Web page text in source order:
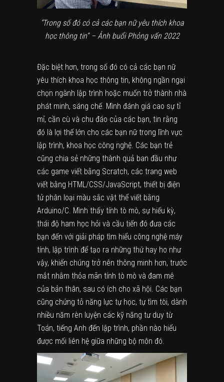
“Trong số đó có cả các bạn nữ yêu thích khoa
học thông tin” – Ảnh buổi Phỏng vấn 2022
Đặc biệt hơn, trong số đó có cả các bạn nữ
yêu thích khoa học thông tin, không ngần ngại
chọn ngành lập trình hoặc muốn trở thành nhà
phát minh, sáng chế. Mình đánh giá cao sự tỉ
mỉ, cần cù và chu đáo của các bạn, tin rằng
đó là lợi thế lớn cho các bạn nữ trong lĩnh vực
lập trình, khoa học công nghệ. Các bạn trẻ
cũng chia sẻ những thành quả ban đầu như
các game viết bằng Scratch, các trang web
viết bằng HTML/CSS/JavaScript, thiết bị điện
tử phân loại màu sắc vật thể viết bằng
Arduino/C. Mình thấy tính tò mò, sự hiếu kỳ,
thái độ ham học hỏi và cầu tiến đó đưa các
bạn đến với giải pháp tìm hiểu công nghệ máy
tính, lập trình để tạo ra những thứ hay ho như
vậy, khiến chúng trở nên thông minh hơn, trước
mắt nhằm thỏa mãn tính tò mò và đam mê
của bản thân, sau có ích cho xã hội. Các bạn
cũng chứng tỏ năng lực tự học, tự tìm tòi, dành
nhiều năm rèn luyện các kỹ năng tư duy từ
Toán, tiếng Anh đến lập trình, phần nào hiểu
được mối liên hệ giữa những bộ môn đó.